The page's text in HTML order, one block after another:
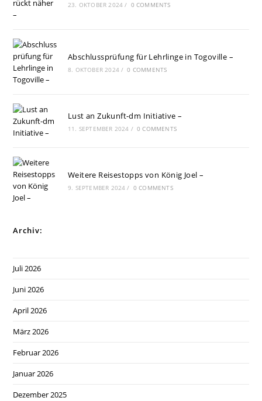
23. OKTOBER 2024 / 0 COMMENTS
Abschlussprüfung für Lehrlinge in Togoville –
8. OKTOBER 2024 / 0 COMMENTS
Lust an Zukunft-dm Initiative –
11. SEPTEMBER 2024 / 0 COMMENTS
Weitere Reisestopps von König Joel –
9. SEPTEMBER 2024 / 0 COMMENTS
Archiv:
Juli 2026
Juni 2026
April 2026
März 2026
Februar 2026
Januar 2026
Dezember 2025